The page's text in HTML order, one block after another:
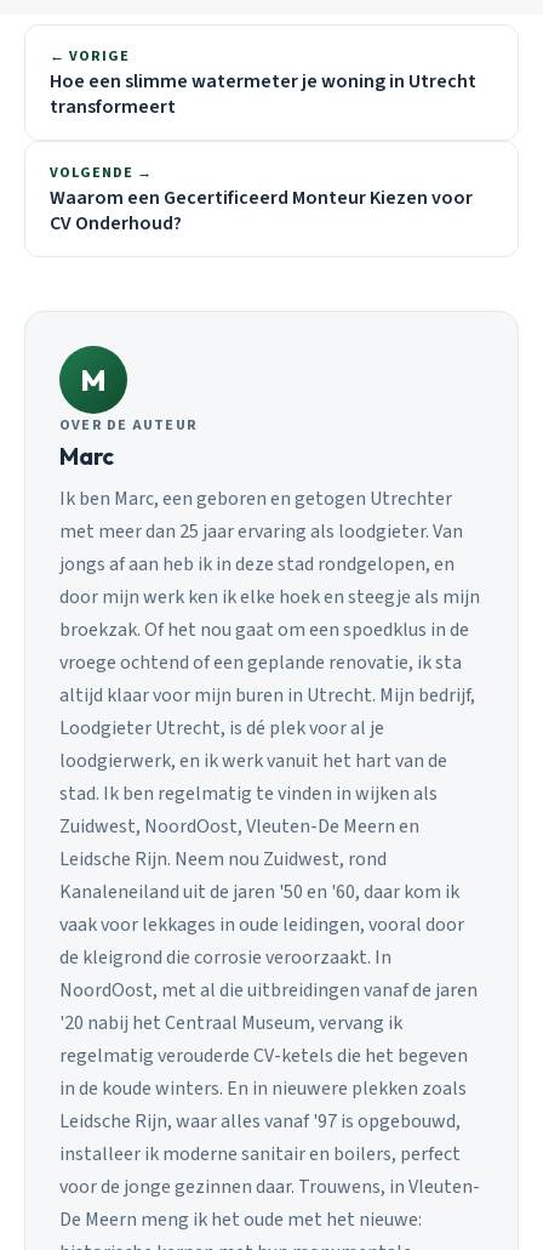
← VORIGE
Hoe een slimme watermeter je woning in Utrecht
transformeert
VOLGENDE →
Waarom een Gecertificeerd Monteur Kiezen voor
CV Onderhoud?
M
OVER DE AUTEUR
Marc
Ik ben Marc, een geboren en getogen Utrechter
met meer dan 25 jaar ervaring als loodgieter. Van
jongs af aan heb ik in deze stad rondgelopen, en
door mijn werk ken ik elke hoek en steegje als mijn
broekzak. Of het nou gaat om een spoedklus in de
vroege ochtend of een geplande renovatie, ik sta
altijd klaar voor mijn buren in Utrecht. Mijn bedrijf,
Loodgieter Utrecht, is dé plek voor al je
loodgierwerk, en ik werk vanuit het hart van de
stad. Ik ben regelmatig te vinden in wijken als
Zuidwest, NoordOost, Vleuten-De Meern en
Leidsche Rijn. Neem nou Zuidwest, rond
Kanaleneiland uit de jaren '50 en '60, daar kom ik
vaak voor lekkages in oude leidingen, vooral door
de kleigrond die corrosie veroorzaakt. In
NoordOost, met al die uitbreidingen vanaf de jaren
'20 nabij het Centraal Museum, vervang ik
regelmatig verouderde CV-ketels die het begeven
in de koude winters. En in nieuwere plekken zoals
Leidsche Rijn, waar alles vanaf '97 is opgebouwd,
installeer ik moderne sanitair en boilers, perfect
voor de jonge gezinnen daar. Trouwens, in Vleuten-
De Meern meng ik het oude met het nieuwe: